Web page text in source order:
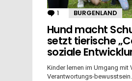
1 Kommentar
BURGENLAND
Hund macht
setzt tierische
soziale
Kinder lernen im Umgang mit
Verantwortungs-